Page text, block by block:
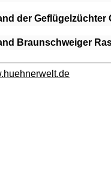
der
Braunschweiger